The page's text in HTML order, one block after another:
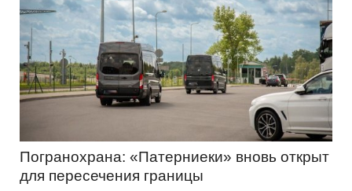
Погранохрана: «Патерниеки» вновь открыт
для пересечения границы